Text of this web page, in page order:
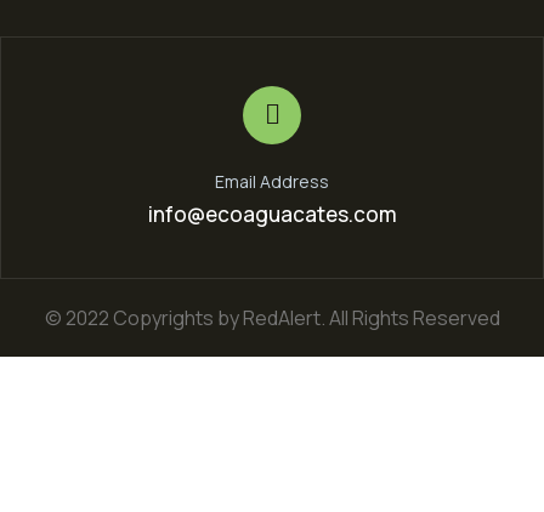
Email Address
info@ecoaguacates.com
© 2022 Copyrights by RedAlert. All Rights Reserved